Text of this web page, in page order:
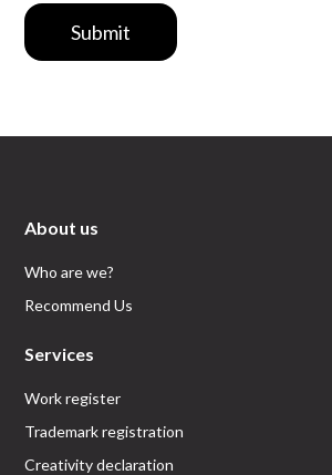
Submit
About us
Who are we?
Recommend Us
Services
Work register
Trademark registration
Creativity declaration